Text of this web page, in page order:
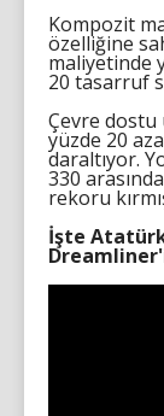
Kompozit
özelliğine
maliyetinde
20 tasarruf
Çevre
yüzde 20
daraltıyor.
330
rekoru
İşte